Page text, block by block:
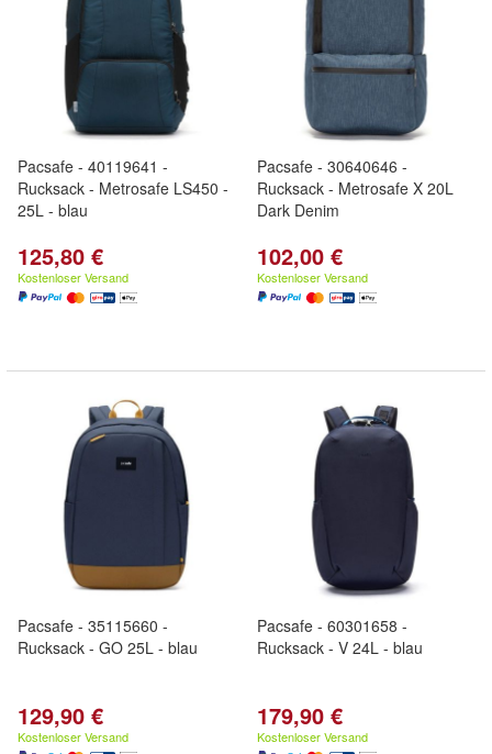
Pacsafe - 40119641 -
Rucksack - Metrosafe LS450 -
25L - blau
125,80 €
Kostenloser Versand
Pacsafe - 30640646 -
Rucksack - Metrosafe X 20L
Dark Denim
102,00 €
Kostenloser Versand
Pacsafe - 35115660 -
Rucksack - GO 25L - blau
129,90 €
Kostenloser Versand
Pacsafe - 60301658 -
Rucksack - V 24L - blau
179,90 €
Kostenloser Versand